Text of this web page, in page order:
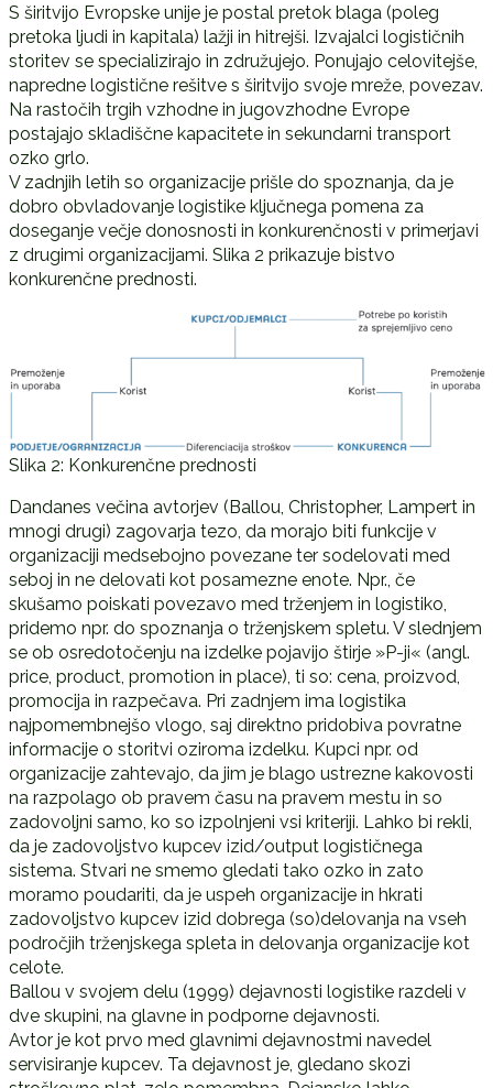
S širitvijo Evropske unije je postal pretok blaga (poleg
pretoka ljudi in kapitala) lažji in hitrejši. Izvajalci logističnih
storitev se specializirajo in združujejo. Ponujajo celovitejše,
napredne logistične rešitve s širitvijo svoje mreže, povezav.
Na rastočih trgih vzhodne in jugovzhodne Evrope
postajajo skladiščne kapacitete in sekundarni transport
ozko grlo.
V zadnjih letih so organizacije prišle do spoznanja, da je
dobro obvladovanje logistike ključnega pomena za
doseganje večje donosnosti in konkurenčnosti v primerjavi
z drugimi organizacijami. Slika 2 prikazuje bistvo
konkurenčne prednosti.
Slika 2: Konkurenčne prednosti
Dandanes večina avtorjev (Ballou, Christopher, Lampert in
mnogi drugi) zagovarja tezo, da morajo biti funkcije v
organizaciji medsebojno povezane ter sodelovati med
seboj in ne delovati kot posamezne enote. Npr., če
skušamo poiskati povezavo med trženjem in logistiko,
pridemo npr. do spoznanja o trženjskem spletu. V slednjem
se ob osredotočenju na izdelke pojavijo štirje »P-ji« (angl.
price, product, promotion in place), ti so: cena, proizvod,
promocija in razpečava. Pri zadnjem ima logistika
najpomembnejšo vlogo, saj direktno pridobiva povratne
informacije o storitvi oziroma izdelku. Kupci npr. od
organizacije zahtevajo, da jim je blago ustrezne kakovosti
na razpolago ob pravem času na pravem mestu in so
zadovoljni samo, ko so izpolnjeni vsi kriteriji. Lahko bi rekli,
da je zadovoljstvo kupcev izid/output logističnega
sistema. Stvari ne smemo gledati tako ozko in zato
moramo poudariti, da je uspeh organizacije in hkrati
zadovoljstvo kupcev izid dobrega (so)delovanja na vseh
področjih trženjskega spleta in delovanja organizacije kot
celote.
Ballou v svojem delu (1999) dejavnosti logistike razdeli v
dve skupini, na glavne in podporne dejavnosti.
Avtor je kot prvo med glavnimi dejavnostmi navedel
servisiranje kupcev. Ta dejavnost je, gledano skozi